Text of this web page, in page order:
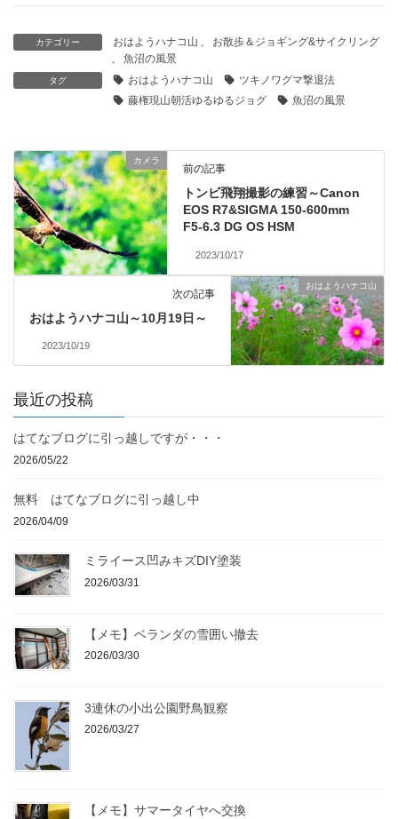
カテゴリー おはようハナコ山
お散歩＆ジョギング&サイクリング
魚沼の風景
タグ おはようハナコ山
ツキノワグマ撃退法
藤権現山朝活ゆるゆるジョグ
魚沼の風景
カメラ
前の記事
トンビ飛翔撮影の練習～Canon
EOS R7&SIGMA 150-600mm
F5-6.3 DG OS HSM
2023/10/17
おはようハナコ山
次の記事
おはようハナコ山～10月19日～
2023/10/19
最近の投稿
はてなブログに引っ越しですが・・・
2026/05/22
無料 はてなブログに引っ越し中
2026/04/09
ミライース凹みキズDIY塗装
2026/03/31
【メモ】ベランダの雪囲い撤去
2026/03/30
3連休の小出公園野鳥観察
2026/03/27
【メモ】サマータイヤへ交換